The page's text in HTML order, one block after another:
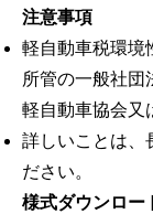
注意事項
軽自動車税環境
所管の一般社
軽自動車協会又
詳しいことは、
ださい。
様式ダウンロー